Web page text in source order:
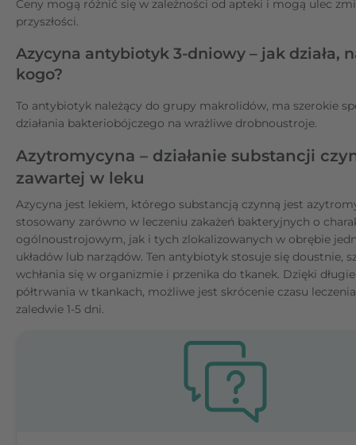
Ceny mogą różnić się w zależności od apteki i mogą ulec
przyszłości.
Azycyna antybiotyk 3-dniowy – jak działa,
kogo?
To antybiotyk należący do grupy makrolidów, ma szerokie
działania bakteriobójczego na wrażliwe drobnoustroje.
Azytromycyna – działanie substancji
zawartej w leku
Azycyna jest lekiem, którego substancją czynną jest
stosowany zarówno w leczeniu zakażeń bakteryjnych o
ogólnoustrojowym, jak i tych zlokalizowanych w obrębie
układów lub narządów. Ten antybiotyk stosuje się doustnie,
wchłania się w organizmie i przenika do tkanek. Dzięki
półtrwania w tkankach, możliwe jest skrócenie czasu
zaledwie 1-5 dni.